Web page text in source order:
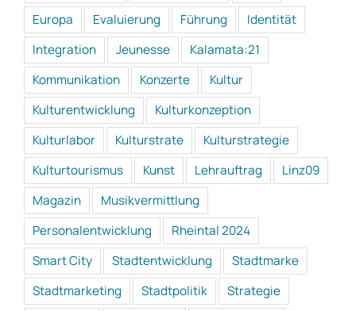
Europa
Evaluierung Führung
Identität
Integration
Jeunesse
Kalamata:21
Kommunikation
Konzerte
Kultur
Kulturentwicklung
Kulturkonzeption
Kulturlabor
Kulturstrate
Kulturstrategie
Kulturtourismus
Kunst Lehrauftrag
Linz09
Magazin
Musikvermittlung
Personalentwicklung
Rheintal 2024
Smart City
Stadtentwicklung
Stadtmarke
Stadtmarketing
Stadtpolitik
Strategie